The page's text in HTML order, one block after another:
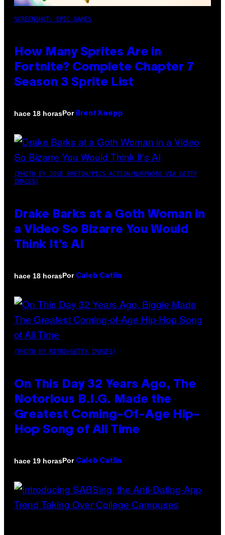
SCREENSHOT: EPIC GAMES
How Many Sprites Are in
Fortnite? Complete Chapter 7
Season 3 Sprite List
hace 18 horasPor Brent Koepp
(PHOTO BY JOSE BRETON/PICS ACTION/NURPHOTO VIA GETTY
IMAGES)
Drake Barks at a Goth Woman in
a Video So Bizarre You Would
Think It’s AI
hace 18 horasPor Caleb Catlin
(PHOTO BY NITRO/GETTY IMAGES)
On This Day 32 Years Ago, The
Notorious B.I.G. Made the
Greatest Coming-Of-Age Hip-
Hop Song of All Time
hace 19 horasPor Caleb Catlin